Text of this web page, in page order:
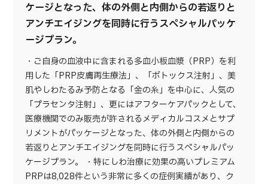
ケージとなった、体の外側と内側からの若返りと
アンチエイジングを同時に行うスペシャルパッケ
ージプラン。
・ご自身の血液中に含まれる多血小板血漿（PRP）を利
用した「PRP皮膚再生療法」、「ボトックス注射」、美
肌やしわたるみ予防となる「金の糸」を中心に、人気の
「プラセンタ注射」、更にはアフターケアパックとして、
医療機関でのみ販売が許されるメディカルコスメとサプ
リメントがパッケージとなった、体の外側と内側からの
若返りとアンチエイジングを同時に行うスペシャルパッ
ケージプラン。 ・特にしわ治療に効果の高いプレミアム
PRPは8,028件という非常に多くの症例実績があり、ク